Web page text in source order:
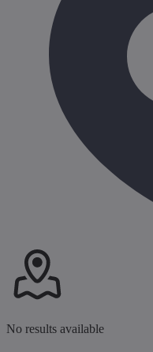
No results available